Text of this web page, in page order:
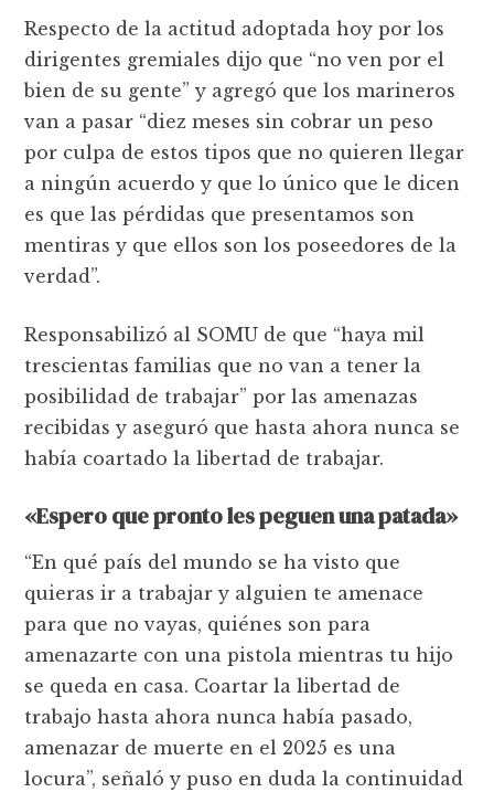
Respecto de la actitud adoptada hoy por los
dirigentes gremiales dijo que “no ven por el
bien de su gente” y agregó que los marineros
van a pasar “diez meses sin cobrar un peso
por culpa de estos tipos que no quieren llegar
a ningún acuerdo y que lo único que le dicen
es que las pérdidas que presentamos son
mentiras y que ellos son los poseedores de la
verdad”.
Responsabilizó al SOMU de que “haya mil
trescientas familias que no van a tener la
posibilidad de trabajar” por las amenazas
recibidas y aseguró que hasta ahora nunca se
había coartado la libertad de trabajar.
«Espero que pronto les peguen una patada»
“En qué país del mundo se ha visto que
quieras ir a trabajar y alguien te amenace
para que no vayas, quiénes son para
amenazarte con una pistola mientras tu hijo
se queda en casa. Coartar la libertad de
trabajo hasta ahora nunca había pasado,
amenazar de muerte en el 2025 es una
locura”, señaló y puso en duda la continuidad